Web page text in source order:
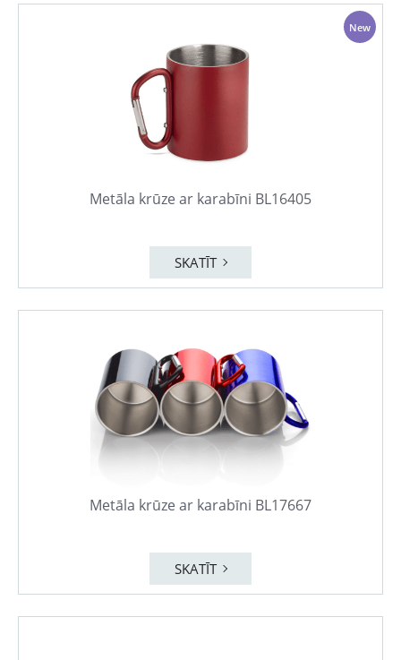
New
Metāla krūze ar karabīni BL16405
SKATĪT
Metāla krūze ar karabīni BL17667
SKATĪT